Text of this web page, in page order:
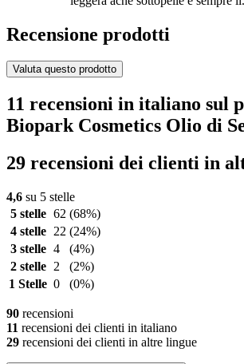
Recensione prodotti
Valuta questo prodotto
11 recensioni in italiano sul
Biopark Cosmetics Olio di
29 recensioni dei clienti in
4,6 su 5 stelle
5 stelle 62 (68%)
4 stelle
22 (24%)
3 stelle 4
(4%)
2 stelle
2
(2%)
1 Stelle 0 (0%)
90 recensioni
11 recensioni dei clienti in italiano
29 recensioni dei clienti in altre lingue